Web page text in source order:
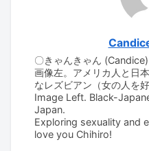
〇きゃんきゃん (Candice)
画像左。アメリカ人と日
なレズビアン（女の人を
Image Left. Black-
Japan.
Exploring sexuality and
love you Chihiro!